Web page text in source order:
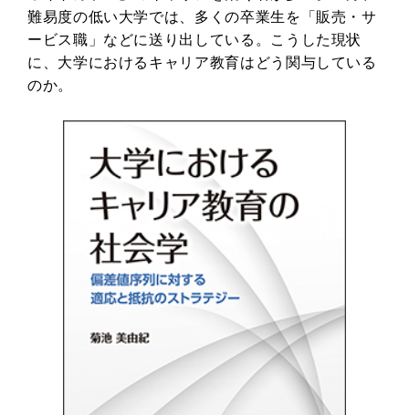
難易度の低い大学では、多くの卒業生を「販売・サ
ービス職」などに送り出している。こうした現状
に、大学におけるキャリア教育はどう関与している
のか。